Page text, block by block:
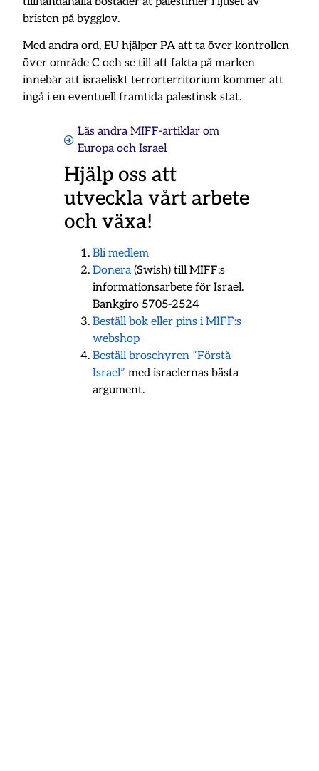
bristen på bygglov.
Med andra ord, EU hjälper PA att ta över kontrollen
över område C och se till att fakta på marken
innebär att israeliskt terrorterritorium kommer att
ingå i en eventuell framtida palestinsk stat.
Läs andra MIFF-artiklar om
Europa och Israel
Hjälp oss att
utveckla vårt arbete
och växa!
Bli medlem
Donera(Swish) till MIFF:s
informationsarbete för Israel.
Bankgiro 5705-2524
Beställ bok eller pins i MIFF:s
webshop
Beställ broschyren ”Förstå
Israel” med israelernas bästa
argument.